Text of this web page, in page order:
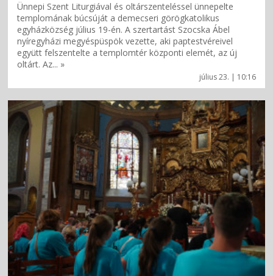
július 23. | 10:16
Ünnepi Szent Liturgiával és oltárszenteléssel ünnepelte
templomának búcsúját a demecseri görögkatolikus
egyházközség július 19-én. A szertartást Szocska Ábel
nyíregyházi megyéspüspök vezette, aki paptestvéreivel
együtt felszentelte a templomtér központi elemét, az új
oltárt. Az... »